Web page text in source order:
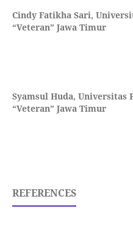
Cindy Fatikha Sari,
“Veteran” Jawa Timur
Syamsul Huda, Universitas
“Veteran” Jawa Timur
REFERENCES